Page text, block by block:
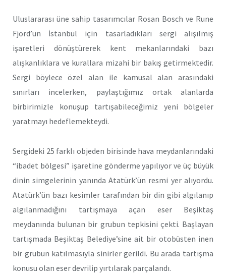
Uluslararası üne sahip tasarımcılar Rosan Bosch ve Rune
Fjord’un İstanbul için tasarladıkları sergi alışılmış
işaretleri dönüştürerek kent mekanlarındaki bazı
alışkanlıklara ve kurallara mizahi bir bakış getirmektedir.
Sergi böylece özel alan ile kamusal alan arasındaki
sınırları incelerken, paylaştığımız ortak alanlarda
birbirimizle konuşup tartışabileceğimiz yeni bölgeler
yaratmayı hedeflemekteydi.
Sergideki 25 farklı objeden birisinde hava meydanlarındaki
“ibadet bölgesi” işaretine gönderme yapılıyor ve üç büyük
dinin simgelerinin yanında Atatürk’ün resmi yer alıyordu.
Atatürk’ün bazı kesimler tarafından bir din gibi algılanıp
algılanmadığını tartışmaya açan eser Beşiktaş
meydanında bulunan bir grubun tepkisini çekti. Başlayan
tartışmada Beşiktaş Belediye’sine ait bir otobüsten inen
bir grubun katılmasıyla sinirler gerildi. Bu arada tartışma
konusu olan eser devrilip yırtılarak parçalandı.